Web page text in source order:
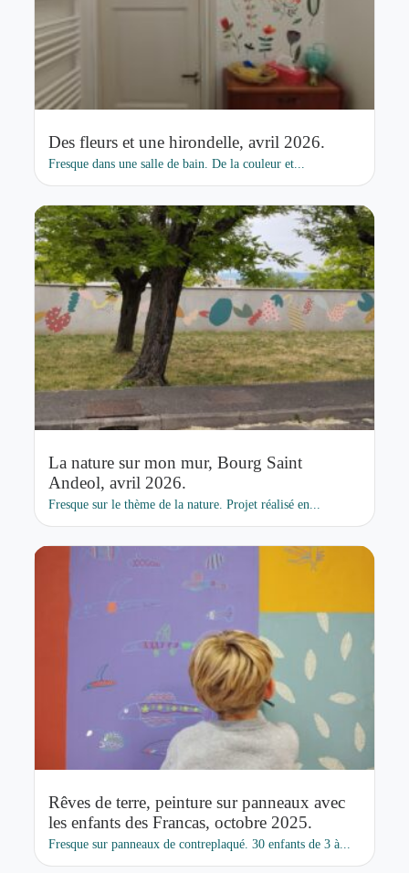
Des fleurs et une hirondelle, avril 2026.
Fresque dans une salle de bain. De la couleur et...
La nature sur mon mur, Bourg Saint
Andeol, avril 2026.
Fresque sur le thème de la nature. Projet réalisé en...
Rêves de terre, peinture sur panneaux avec
les enfants des Francas, octobre 2025.
Fresque sur panneaux de contreplaqué. 30 enfants de 3 à...